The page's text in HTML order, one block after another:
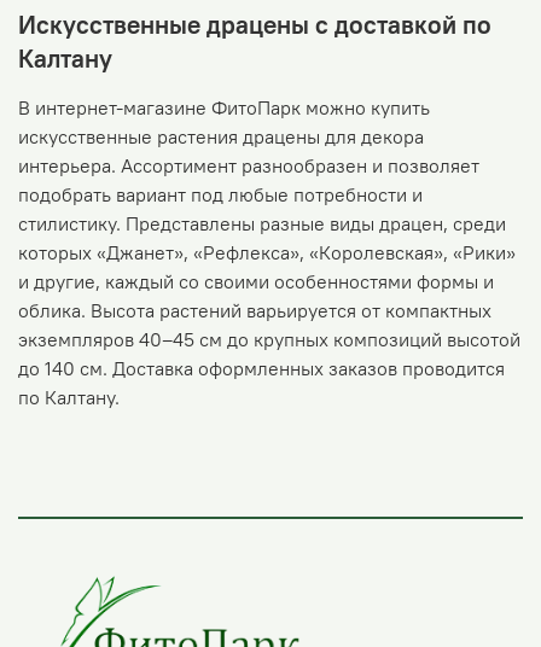
Искусственные драцены с доставкой по
Калтану
В интернет-магазине ФитоПарк можно купить
искусственные растения драцены для декора
интерьера. Ассортимент разнообразен и позволяет
подобрать вариант под любые потребности и
стилистику. Представлены разные виды драцен, среди
которых «Джанет», «Рефлекса», «Королевская», «Рики»
и другие, каждый со своими особенностями формы и
облика. Высота растений варьируется от компактных
экземпляров 40–45 см до крупных композиций высотой
до 140 см. Доставка оформленных заказов проводится
по Калтану.